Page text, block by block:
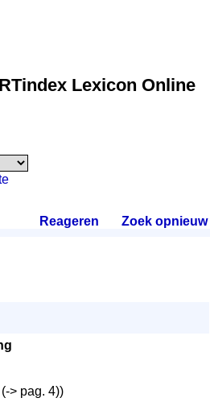
Lexicon Online
Reageren Zoek opnieuw.
(-> pag. 4))